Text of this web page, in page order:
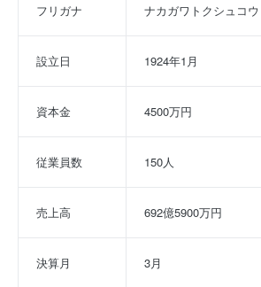
フリガナ ナカガワトクシュコウ
設立日 1924年1月
資本金 4500万円
従業員数 150人
売上高 692億5900万円
決算月 3月